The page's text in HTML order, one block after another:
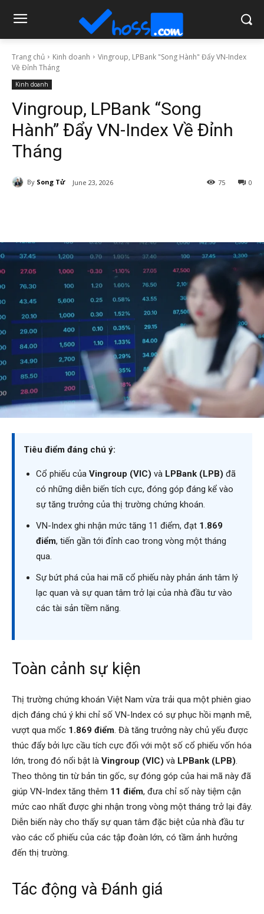
Trang chủ Kinh doanh
Vingroup, LPBank "Song Hành" Đẩy VN-Index
Về Đỉnh Tháng
Kinh doanh
Vingroup, LPBank “Song
Hành” Đẩy VN-Index Về Đỉnh
Tháng
By Song Tử June 23, 2026 0
75
Tiêu điểm đáng chú ý:
Cổ phiếu của Vingroup (VIC) và LPBank (LPB) đã
có những diễn biến tích cực, đóng góp đáng kể vào
sự tăng trưởng của thị trường chứng khoán.
VN-Index ghi nhận mức tăng 11 điểm, đạt 1.869
điểm, tiến gần tới đỉnh cao trong vòng một tháng
qua.
Sự bứt phá của hai mã cổ phiếu này phản ánh tâm lý
lạc quan và sự quan tâm trở lại của nhà đầu tư vào
các tài sản tiềm năng.
Toàn cảnh sự kiện
Thị trường chứng khoán Việt Nam vừa trải qua một phiên giao
dịch đáng chú ý khi chỉ số VN-Index có sự phục hồi mạnh mẽ,
vượt qua mốc 1.869 điểm. Đà tăng trưởng này chủ yếu được
thúc đẩy bởi lực cầu tích cực đối với một số cổ phiếu vốn hóa
lớn, trong đó nổi bật là Vingroup (VIC) và LPBank (LPB).
Theo thông tin từ bản tin gốc, sự đóng góp của hai mã này đã
giúp VN-Index tăng thêm 11 điểm, đưa chỉ số này tiệm cận
mức cao nhất được ghi nhận trong vòng một tháng trở lại đây.
Diễn biến này cho thấy sự quan tâm đặc biệt của nhà đầu tư
vào các cổ phiếu của các tập đoàn lớn, có tầm ảnh hưởng
đến thị trường.
Tác động và Đánh giá